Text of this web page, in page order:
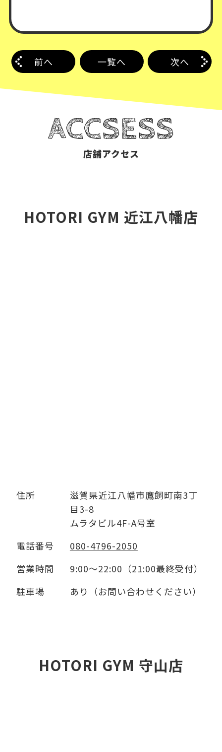
前へ 一覧へ 次へ
ACCSESS
店舗アクセス
HOTORI GYM 近江八幡店
住所
滋賀県近江八幡市鷹飼町南3丁
目3-8
ムラタビル4F-A号室
電話番号
080-4796-2050
営業時間
9:00～22:00（21:00最終受付）
駐車場
あり（お問い合わせください）
HOTORI GYM 守山店